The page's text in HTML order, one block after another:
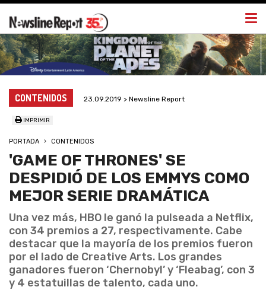
CONTENIDOS 23.09.2019 > Newsline Report
IMPRIMIR
PORTADA CONTENIDOS
'GAME OF THRONES' SE
DESPIDIÓ DE LOS EMMYS COMO
MEJOR SERIE DRAMÁTICA
Una vez más, HBO le ganó la pulseada a Netflix,
con 34 premios a 27, respectivamente. Cabe
destacar que la mayoría de los premios fueron
por el lado de Creative Arts. Los grandes
ganadores fueron ‘Chernobyl’ y ‘Fleabag’, con 3
y 4 estatuillas de talento, cada uno.